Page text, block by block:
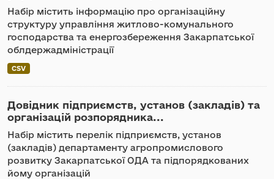
Набір містить інформацію про організаційну
структуру управління житлово-комунального
господарства та енергозбереження Закарпатської
облдержадміністрації
CSV
Довідник підприємств, установ (закладів) та
організацій розпорядника...
Набір містить перелік підприємств, установ
(закладів) департаменту агропромислового
розвитку Закарпатської ОДА та підпорядкованих
йому організацій